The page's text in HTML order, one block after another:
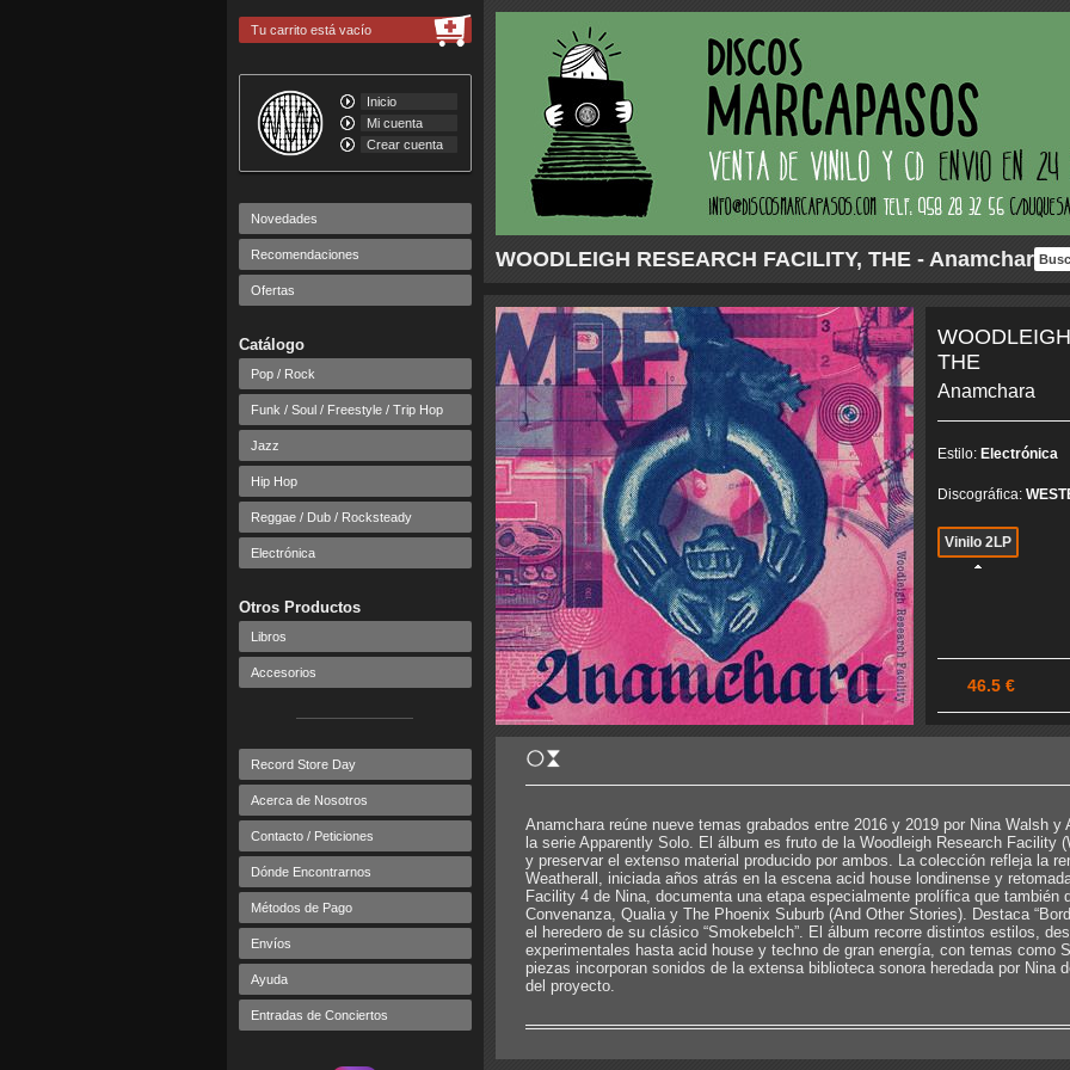
WOODLEIGH RESEARCH FACILITY, THE - Anamchara
Tu carrito está vacío
Inicio
Mi cuenta
Crear cuenta
Novedades
Recomendaciones
Ofertas
Catálogo
Pop / Rock
Funk / Soul / Freestyle / Trip Hop
Jazz
Hip Hop
Reggae / Dub / Rocksteady
Electrónica
Otros Productos
Libros
Accesorios
Record Store Day
Acerca de Nosotros
Contacto / Peticiones
Dónde Encontrarnos
Métodos de Pago
Envíos
Ayuda
Entradas de Conciertos
THE
Anamchara
Estilo: Electrónica
Discográfica:
Vinilo 2LP
46.5 €
Anamchara reúne nueve temas grabados entre 2016 y 2019 por Nina Walsh y
la serie Apparently Solo. El álbum es fruto de la Woodleigh Research Facility
y preservar el extenso material producido por ambos. La colección refleja la
Weatherall, iniciada años atrás en la escena acid house londinense y
Facility 4 de Nina, documenta una etapa especialmente prolífica que también
Convenanza, Qualia y The Phoenix Suburb (And Other Stories). Destaca
el heredero de su clásico “Smokebelch”. El álbum recorre distintos estilos,
experimentales hasta acid house y techno de gran energía, con temas como
piezas incorporan sonidos de la extensa biblioteca sonora heredada por Nina
del proyecto.